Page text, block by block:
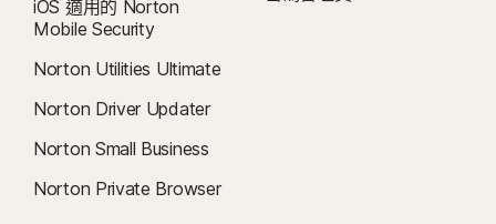
iOS 適用的 Norton
Mobile Security
Norton Utilities Ultimate
Norton Driver Updater
Norton Small Business
Norton Private Browser